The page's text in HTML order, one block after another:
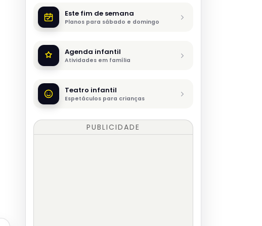
Este fim de semana
Planos para sábado e domingo
Agenda infantil
Atividades em família
Teatro infantil
Espetáculos para crianças
PUBLICIDADE